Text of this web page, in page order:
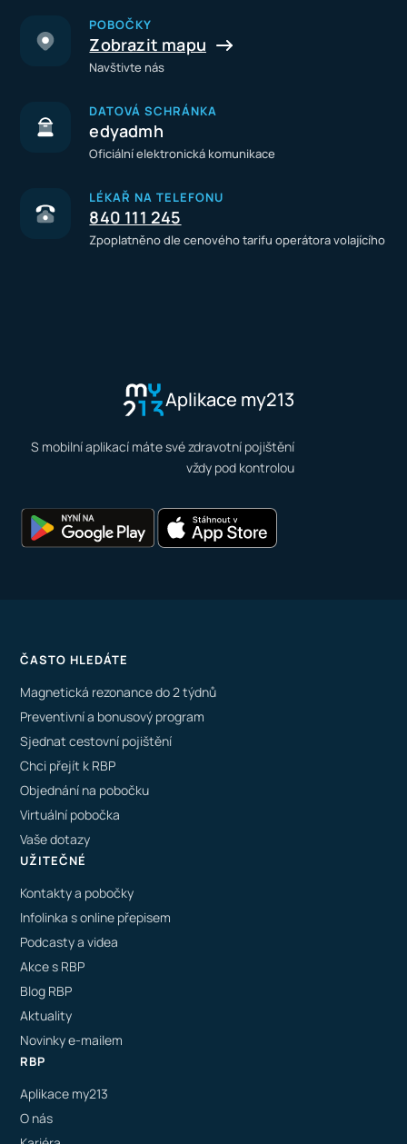
POBOČKY
Zobrazit mapu
Navštivte nás
DATOVÁ SCHRÁNKA
edyadmh
Oficiální elektronická komunikace
LÉKAŘ NA TELEFONU
840 111 245
Zpoplatněno dle cenového tarifu operátora volajícího
Aplikace my213
S mobilní aplikací máte své zdravotní pojištění
vždy pod kontrolou
ČASTO HLEDÁTE
Magnetická rezonance do 2 týdnů
Preventivní a bonusový program
Sjednat cestovní pojištění
Chci přejít k RBP
Objednání na pobočku
Virtuální pobočka
Vaše dotazy
UŽITEČNÉ
Kontakty a pobočky
Infolinka s online přepisem
Podcasty a videa
Akce s RBP
Blog RBP
Aktuality
Novinky e-mailem
RBP
Aplikace my213
O nás